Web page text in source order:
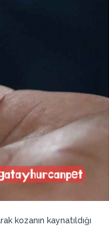
kozanın kaynatıldığı